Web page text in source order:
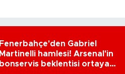
Fenerbahçe'den Gabriel
Martinelli hamlesi! Arsenal'in
bonservis beklentisi ortaya